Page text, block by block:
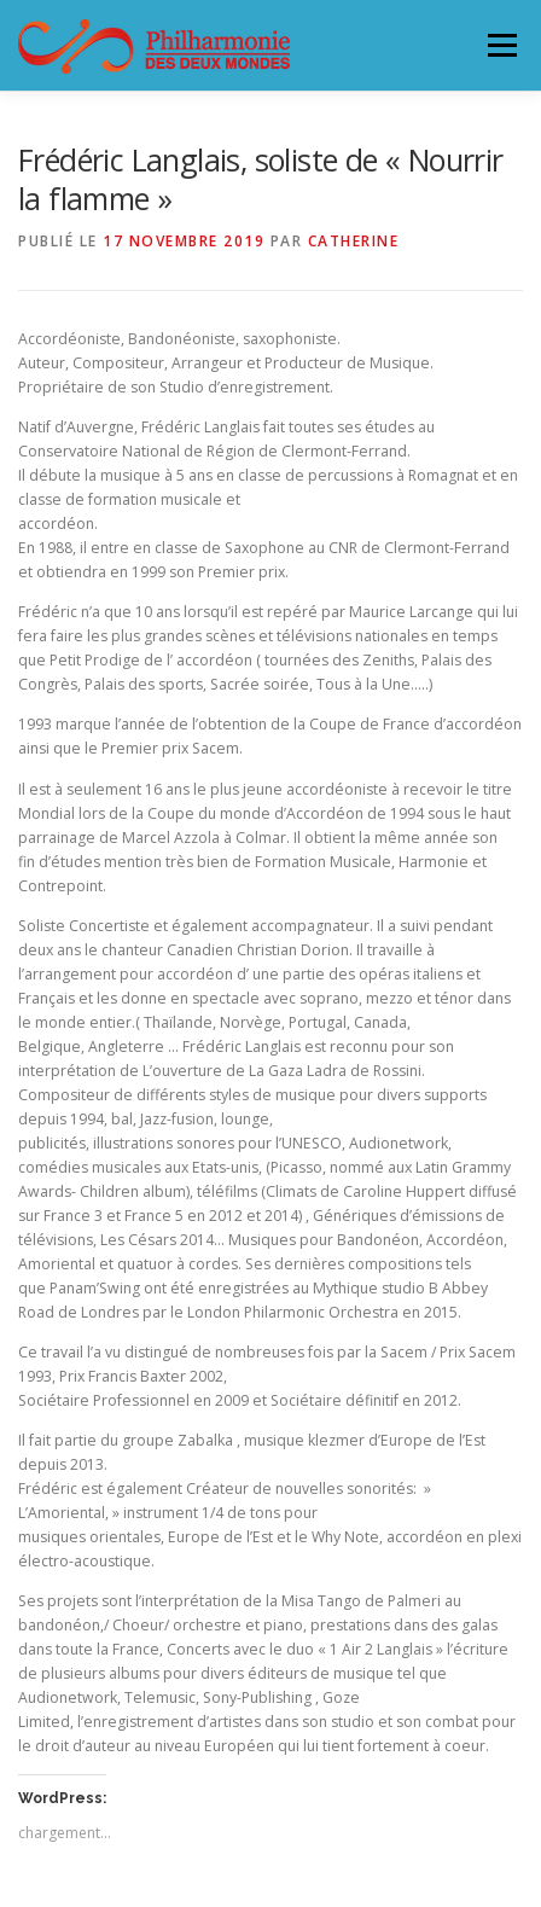
contenu
Menu
Frédéric Langlais, soliste de « Nourrir
la flamme »
PUBLIÉ LE 17 NOVEMBRE 2019 PAR CATHERINE
Accordéoniste, Bandonéoniste, saxophoniste.
Auteur, Compositeur, Arrangeur et Producteur de Musique.
Propriétaire de son Studio d’enregistrement.
Natif d’Auvergne, Frédéric Langlais fait toutes ses études au
Conservatoire National de Région de Clermont-Ferrand.
Il débute la musique à 5 ans en classe de percussions à Romagnat et en
classe de formation musicale et
accordéon.
En 1988, il entre en classe de Saxophone au CNR de Clermont-Ferrand
et obtiendra en 1999 son Premier prix.
Frédéric n’a que 10 ans lorsqu’il est repéré par Maurice Larcange qui lui
fera faire les plus grandes scènes et télévisions nationales en temps
que Petit Prodige de l’ accordéon ( tournées des Zeniths, Palais des
Congrès, Palais des sports, Sacrée soirée, Tous à la Une…..)
1993 marque l’année de l’obtention de la Coupe de France d’accordéon
ainsi que le Premier prix Sacem.
Il est à seulement 16 ans le plus jeune accordéoniste à recevoir le titre
Mondial lors de la Coupe du monde d’Accordéon de 1994 sous le haut
parrainage de Marcel Azzola à Colmar. Il obtient la même année son
fin d’études mention très bien de Formation Musicale, Harmonie et
Contrepoint.
Soliste Concertiste et également accompagnateur. Il a suivi pendant
deux ans le chanteur Canadien Christian Dorion. Il travaille à
l’arrangement pour accordéon d’ une partie des opéras italiens et
Français et les donne en spectacle avec soprano, mezzo et ténor dans
le monde entier.( Thaïlande, Norvège, Portugal, Canada,
Belgique, Angleterre … Frédéric Langlais est reconnu pour son
interprétation de L’ouverture de La Gaza Ladra de Rossini.
Compositeur de différents styles de musique pour divers supports
depuis 1994, bal, Jazz-fusion, lounge,
publicités, illustrations sonores pour l’UNESCO, Audionetwork,
comédies musicales aux Etats-unis, (Picasso, nommé aux Latin Grammy
Awards- Children album), téléfilms (Climats de Caroline Huppert diffusé
sur France 3 et France 5 en 2012 et 2014) , Génériques d’émissions de
télévisions, Les Césars 2014… Musiques pour Bandonéon, Accordéon,
Amoriental et quatuor à cordes. Ses dernières compositions tels
que Panam’Swing ont été enregistrées au Mythique studio B Abbey
Road de Londres par le London Philarmonic Orchestra en 2015.
Ce travail l’a vu distingué de nombreuses fois par la Sacem / Prix Sacem
1993, Prix Francis Baxter 2002,
Sociétaire Professionnel en 2009 et Sociétaire définitif en 2012.
Il fait partie du groupe Zabalka , musique klezmer d’Europe de l’Est
depuis 2013.
Frédéric est également Créateur de nouvelles sonorités: »
L’Amoriental, » instrument 1/4 de tons pour
musiques orientales, Europe de l’Est et le Why Note, accordéon en plexi
électro-acoustique.
Ses projets sont l’interprétation de la Misa Tango de Palmeri au
bandonéon,/ Choeur/ orchestre et piano, prestations dans des galas
dans toute la France, Concerts avec le duo « 1 Air 2 Langlais » l’écriture
de plusieurs albums pour divers éditeurs de musique tel que
Audionetwork, Telemusic, Sony-Publishing , Goze
Limited, l’enregistrement d’artistes dans son studio et son combat pour
le droit d’auteur au niveau Européen qui lui tient fortement à coeur.
WordPress:
chargement…